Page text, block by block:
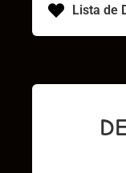
Lista de